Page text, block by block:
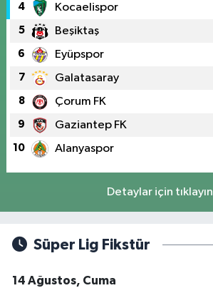
4 Kocaelispor
5 Beşiktaş
6 Eyüpspor
7 Galatasaray
8 Çorum FK
9 Gaziantep FK
10 Alanyaspor
Detaylar için tıklayın
Süper Lig Fikstür
14 Ağustos, Cuma